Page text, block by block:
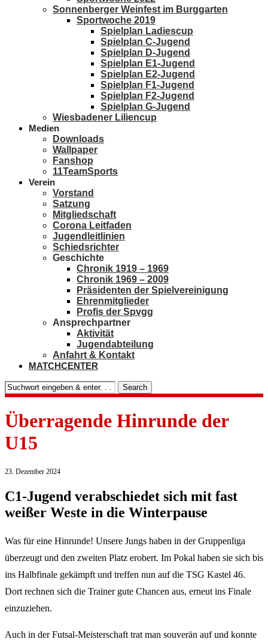
Sonnenberger Weinfest im Burggarten
Sportwoche 2019
Spielplan Ladiescup
Spielplan C-Jugend
Spielplan D-Jugend
Spielplan E1-Jugend
Spielplan E2-Jugend
Spielplan F1-Jugend
Spielplan F2-Jugend
Spielplan G-Jugend
Wiesbadener Liliencup
Medien
Downloads
Wallpaper
Fanshop
11TeamSports
Verein
Vorstand
Satzung
Mitgliedschaft
Corona Leitfaden
Jugendleitlinien
Schiedsrichter
Geschichte
Chronik 1919 – 1969
Chronik 1969 – 2009
Präsidenten der Spielvereinigung
Ehrenmitglieder
Profis der Spvgg
Ansprechpartner
Aktivität
Jugendabteilung
Anfahrt & Kontakt
MATCHCENTER
Search
Überragende Hinrunde der
U15
23. Dezember 2024
C1-Jugend verabschiedet sich mit fast
weißer Weste in die Winterpause
Was für eine Hinrunde! Unsere Jungs haben in der Gruppenliga
überzeugt und den zweiten Platz erobert. Im Pokal haben sie sich bis
ins Halbfinale gekämpft und treffen nun auf die TSG Kastel 46.
Dort rechnen sich die Trainer gute Chancen aus, erneut ins Finale
einzuziehen.
Auch in der Futsal-Meisterschaft trat man souverän auf und konnte